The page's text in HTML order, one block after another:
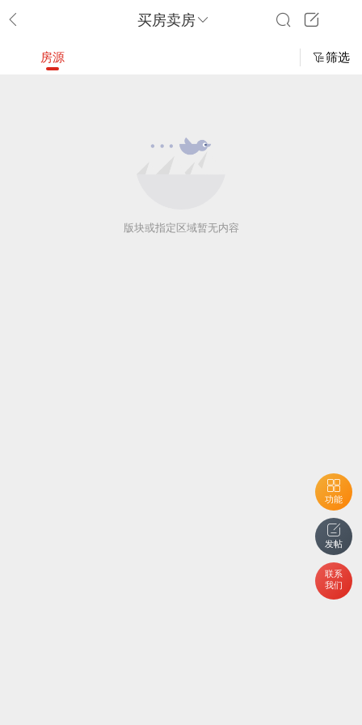
买房卖房
功能
发帖
联系
我们
房源 筛选
版块或指定区域暂无内容